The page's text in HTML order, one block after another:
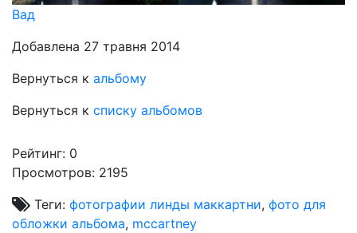
Вад
Добавлена 27 травня 2014
Вернуться к альбому
Вернуться к списку альбомов
Рейтинг: 0
Просмотров: 2195
Теги: фотографии линды маккартни, фото для
обложки альбома, mccartney